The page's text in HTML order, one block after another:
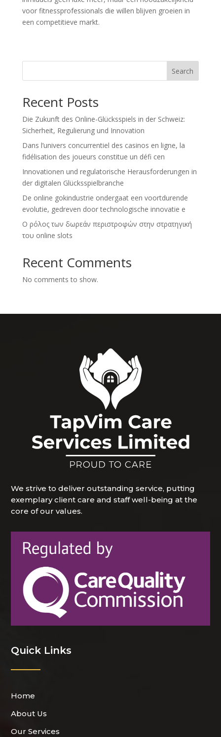
voor fitnessprofessionals die willen blijven groeien in
een competitieve markt.
Search
Recent Posts
Die Zukunft des Online-Glücksspiels in der Schweiz:
Sicherheit, Regulierung und Innovation
Dans l’univers concurrentiel des casinos en ligne, la
fidélisation des joueurs constitue un défi cen
Innovationen und regulatorische Herausforderungen in
der digitalen Glücksspielbranche
De online gokindustrie ondergaat een voortdurende
evolutie, gedreven door technologische innovatie e
Ο ρόλος των δωρεάν περιστροφών στην στρατηγική
του online slots
Recent Comments
No comments to show.
We strive to deliver outstanding service, putting
exemplary client care and staff well-being at the
core of our values.
Quick Links
Home
About Us
Our Services